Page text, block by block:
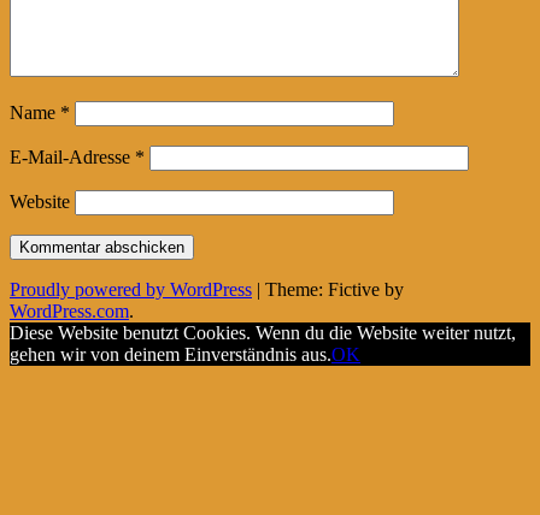
Name *
E-Mail-Adresse *
Website
Proudly powered by WordPress | Theme: Fictive by
WordPress.com.
Diese Website benutzt Cookies. Wenn du die Website weiter nutzt,
gehen wir von deinem Einverständnis aus.OK